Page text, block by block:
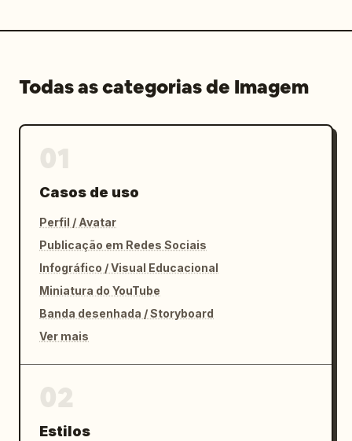
Todas as categorias de Imagem
Casos de uso
Perfil / Avatar
Publicação em Redes Sociais
Infográfico / Visual Educacional
Miniatura do YouTube
Banda desenhada / Storyboard
Ver mais
Estilos